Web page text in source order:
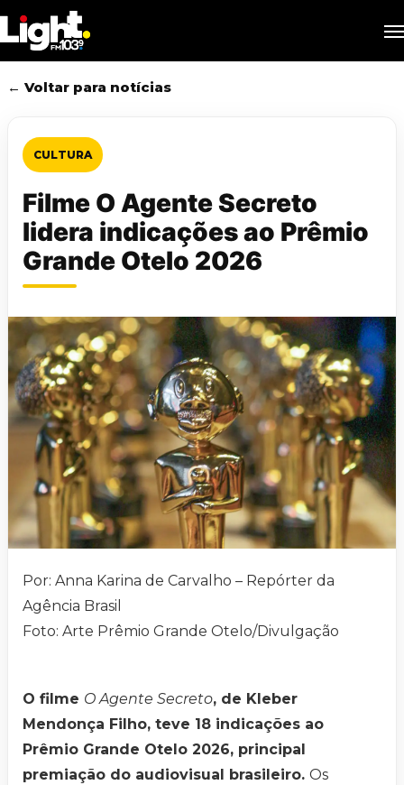
to
main
content
← Voltar para notícias
CULTURA
Filme O Agente Secreto
lidera indicações ao Prêmio
Grande Otelo 2026
Por: Anna Karina de Carvalho – Repórter da
Agência Brasil
Foto: Arte Prêmio Grande Otelo/Divulgação
O filme O Agente Secreto, de Kleber
Mendonça Filho, teve 18 indicações ao
Prêmio Grande Otelo 2026, principal
premiação do audiovisual brasileiro. Os